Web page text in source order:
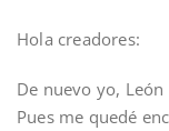
Hola creadores:
De nuevo yo,
Pues me quedé